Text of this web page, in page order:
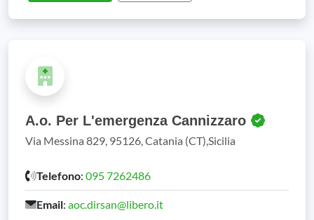
A.o. Per L'emergenza Cannizzaro
Via Messina 829, 95126, Catania (CT),Sicilia
Telefono: 095 7262486
Email: aoc.dirsan@libero.it